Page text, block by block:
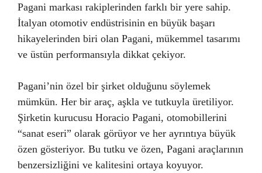
Pagani markası rakiplerinden farklı bir yere sahip.
İtalyan otomotiv endüstrisinin en büyük başarı
hikayelerinden biri olan Pagani, mükemmel tasarımı
ve üstün performansıyla dikkat çekiyor.
Pagani’nin özel bir şirket olduğunu söylemek
mümkün. Her bir araç, aşkla ve tutkuyla üretiliyor.
Şirketin kurucusu Horacio Pagani, otomobillerini
“sanat eseri” olarak görüyor ve her ayrıntıya büyük
özen gösteriyor. Bu tutku ve özen, Pagani araçlarının
benzersizliğini ve kalitesini ortaya koyuyor.